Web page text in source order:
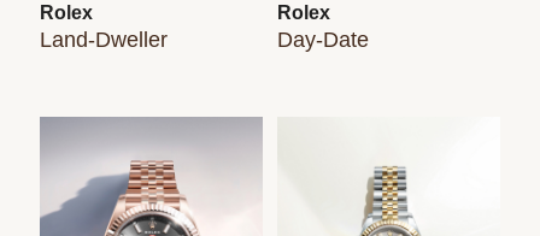
Rolex
Land-Dweller
Rolex
Day-Date